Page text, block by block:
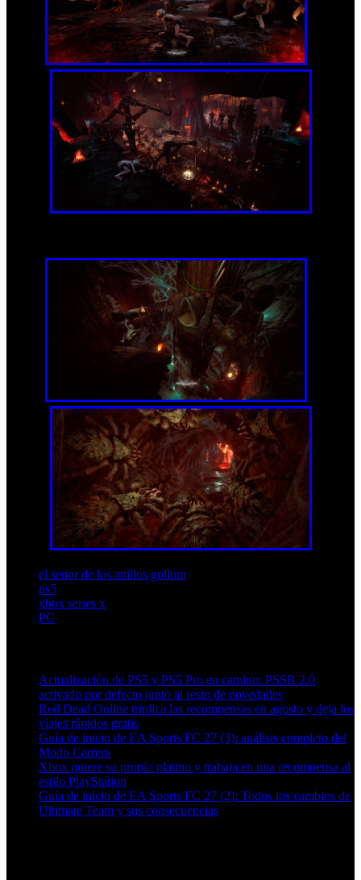
el senor de los anillos gollum
ps5
xbox series x
PC
Actualización de PS5 y PS5 Pro en camino: PSSR 2.0
activado por defecto junto al resto de novedades
Red Dead Online triplica las recompensas en agosto y deja los
viajes rápidos gratis
Guía de inicio de EA Sports FC 27 (3): análisis completo del
Modo Carrera
Xbox quiere su propio platino y trabaja en una recompensa al
estilo PlayStation
Guía de inicio de EA Sports FC 27 (2): Todos los cambios de
Ultimate Team y sus consecuencias